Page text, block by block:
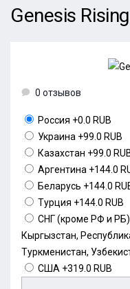
Genesis
0 отзывов
Россия +0.0 RUB
Украина +99.0 RUB
Казахстан +99.0
Аргентина +144.0
Беларусь +144.0
Турция +144.0 RUB
СНГ (кроме РФ и
Кыргызстан,
Туркменистан,
США +319.0 RUB